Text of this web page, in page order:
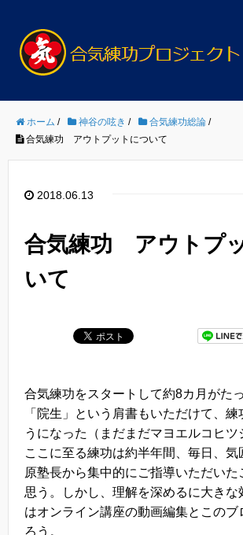
ホーム / 神谷の呟き / 合気練功総論 /
合気練功 アウトプットについて
2018.06.13
合気練功 アウトプ
いて
合気練功をスタートして約8カ月がた
「院生」という肩書もいただけて、練
うになった（まだまだマヨエルコヒツ
ここに至る練功は約半年間、毎日、気
原塾長から集中的にご指導いただいた
思う。しかし、理解を深めるに大きな
はオンライン講座の動画編集とこのブ
ろう。